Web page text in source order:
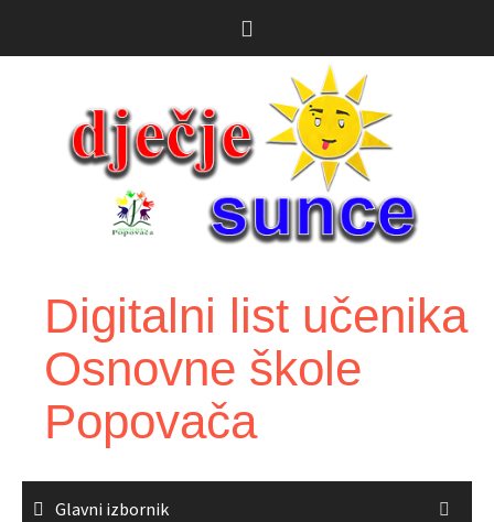
Digitalni list učenika
Osnovne škole
Popovača
Glavni izbornik